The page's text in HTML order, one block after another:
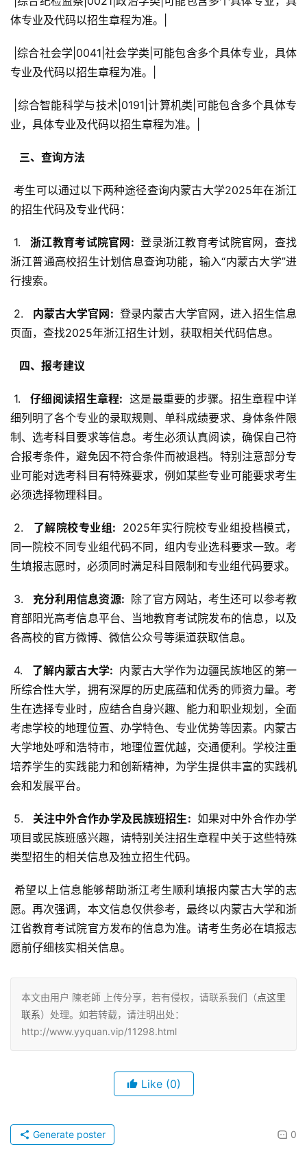
体专业及代码以招生章程为准。|
专业及代码以招生章程为准。|
业，具体专业及代码以招生章程为准。|
  三、查询方法
考生可以通过以下两种途径查询内蒙古大学2025年在浙江
的招生代码及专业代码：
1.
  浙江教育考试院官网:
登录浙江教育考试院官网，查找
浙江普通高校招生计划信息查询功能，输入“内蒙古大学”进
行搜索。
2.
  内蒙古大学官网:
登录内蒙古大学官网，进入招生信息
页面，查找2025年浙江招生计划，获取相关代码信息。
  四、报考建议
1.
  仔细阅读招生章程:
这是最重要的步骤。招生章程中详
细列明了各个专业的录取规则、单科成绩要求、身体条件限
制、选考科目要求等信息。考生必须认真阅读，确保自己符
合报考条件，避免因不符合条件而被退档。特别注意部分专
业可能对选考科目有特殊要求，例如某些专业可能要求考生
必须选择物理科目。
2.
  了解院校专业组:
2025年实行院校专业组投档模式，
同一院校不同专业组代码不同，组内专业选科要求一致。考
生填报志愿时，必须同时满足科目限制和专业组代码要求。
3.
  充分利用信息资源:
除了官方网站，考生还可以参考教
育部阳光高考信息平台、当地教育考试院发布的信息，以及
各高校的官方微博、微信公众号等渠道获取信息。
4.
  了解内蒙古大学:
内蒙古大学作为边疆民族地区的第一
所综合性大学，拥有深厚的历史底蕴和优秀的师资力量。考
生在选择专业时，应结合自身兴趣、能力和职业规划，全面
考虑学校的地理位置、办学特色、专业优势等因素。内蒙古
大学地处呼和浩特市，地理位置优越，交通便利。学校注重
培养学生的实践能力和创新精神，为学生提供丰富的实践机
会和发展平台。
5.
  关注中外合作办学及民族班招生:
如果对中外合作办学
项目或民族班感兴趣，请特别关注招生章程中关于这些特殊
类型招生的相关信息及独立招生代码。
愿。再次强调，本文信息仅供参考，最终以内蒙古大学和浙
江省教育考试院官方发布的信息为准。请考生务必在填报志
愿前仔细核实相关信息。
本文由用户 陳老師 上传分享，若有侵权，请联系我们（点这里
联系）处理。如若转载，请注明出处：
http://www.yyquan.vip/11298.html
Like (0)
0
Generate poster